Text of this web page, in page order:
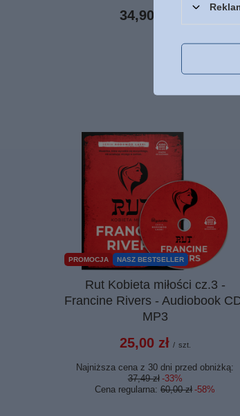
34,90 zł
PROMOCJA NASZ BESTSELLER
Rut Kobieta miłości cz.3 -
Francine Rivers - Audiobook
MP3
25,00 zł / szt.
Najniższa cena z 30 dni przed obniżką:
37,49 zł -33%
Cena regularna:60,00 zł -58%